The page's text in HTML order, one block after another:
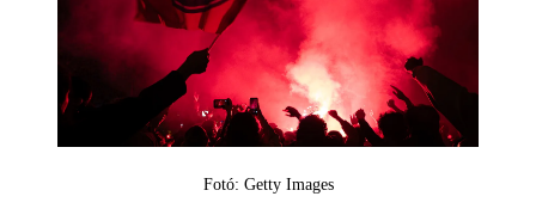
Fotó: Getty Images